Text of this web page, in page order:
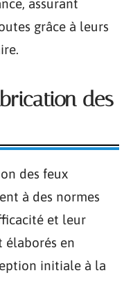
assurant
grâce à leurs
des
des feux
à des normes
et leur
élaborés en
initiale à la